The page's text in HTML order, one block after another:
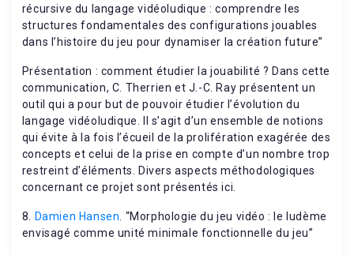
récursive du langage vidéoludique : comprendre les
structures fondamentales des configurations jouables
dans l’histoire du jeu pour dynamiser la création future”
Présentation : comment étudier la jouabilité ? Dans cette
communication, C. Therrien et J.-C. Ray présentent un
outil qui a pour but de pouvoir étudier l’évolution du
langage vidéoludique. Il s’agit d’un ensemble de notions
qui évite à la fois l’écueil de la prolifération exagérée des
concepts et celui de la prise en compte d’un nombre trop
restreint d’éléments. Divers aspects méthodologiques
concernant ce projet sont présentés ici.
8. Damien Hansen . “Morphologie du jeu vidéo : le ludème
envisagé comme unité minimale fonctionnelle du jeu”